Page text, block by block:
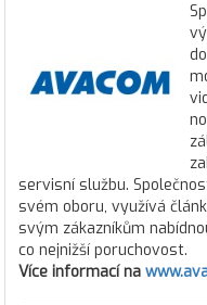
servisní službu.
svém oboru, využívá
svým zákazníkům
co nejnižší poruchovost.
Více informací na